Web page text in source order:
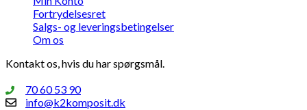
Fortrydelsesret
Salgs- og leveringsbetingelser
Om os
Kontakt os, hvis du har spørgsmål.
70 60 53 90
info@k2komposit.dk